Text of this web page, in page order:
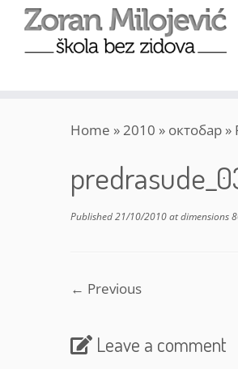
Home »2010 » октобар »
Published21/10/2010at dimensions
← Previous
Leave a comment